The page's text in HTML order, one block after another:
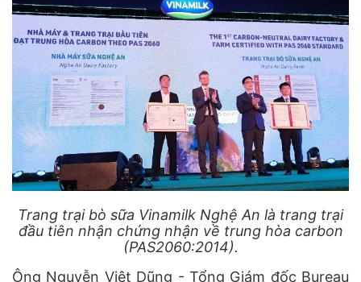
Trang trại bò sữa Vinamilk Nghệ An là trang trại
đầu tiên nhận chứng nhận về trung hòa carbon
(PAS2060:2014).
Ông Nguyễn Việt Dũng - Tổng Giám đốc Bureau